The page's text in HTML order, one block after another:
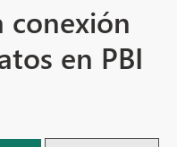
conexión
en PBI